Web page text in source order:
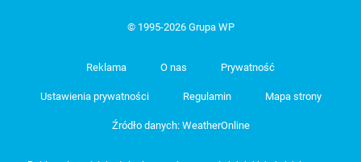
© 1995-2026 Grupa WP
Reklama O nas Prywatność
Ustawienia prywatności Regulamin Mapa strony
Źródło danych: WeatherOnline